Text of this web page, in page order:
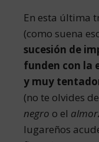
En esta última
(como suena
sucesión de
funden con la
y muy
(no te olvides
negro o el
lugareños